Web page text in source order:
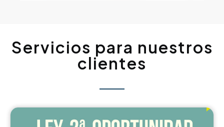
Servicios para nuestros
clientes